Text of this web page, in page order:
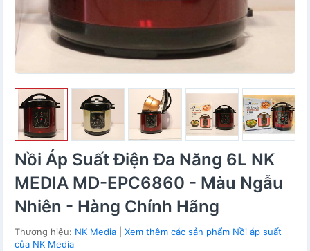
Nồi Áp Suất Điện Đa Năng 6L NK
MEDIA MD-EPC6860 - Màu Ngẫu
Nhiên - Hàng Chính Hãng
Thương hiệu: NK Media
Xem thêm các sản phẩm Nồi áp suất
của NK Media